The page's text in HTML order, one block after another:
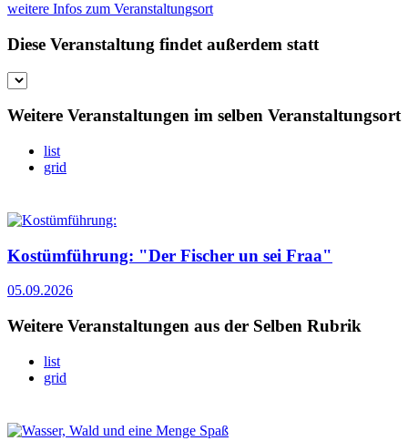
weitere Infos zum Veranstaltungsort
Diese Veranstaltung findet außerdem statt
Weitere Veranstaltungen im selben Veranstaltungsort
list
grid
Kostümführung: "Der Fischer un sei Fraa"
05.09.2026
Weitere Veranstaltungen aus der Selben Rubrik
list
grid